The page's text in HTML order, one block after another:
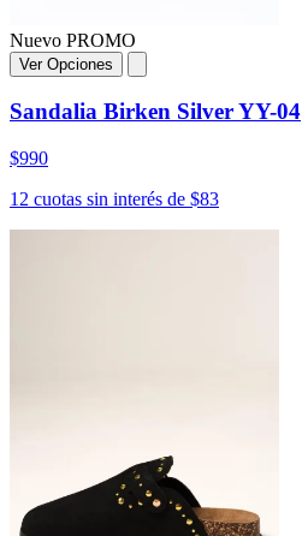
Nuevo PROMO
Ver Opciones
Sandalia Birken Silver YY-04
$990
12 cuotas sin interés de $83